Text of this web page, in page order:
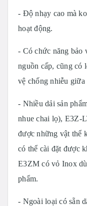
- Độ nhạy cao mà
hoạt động.
- Có chức năng bảo
nguồn cấp, cũng có
vệ chống nhiễu giữa
- Nhiều dải sản
nhue chai lọ), E3Z-
được những vật thể
có thể cài đặt được
E3ZM có vỏ Inox
phẩm.
- Ngoài loại có sẵn